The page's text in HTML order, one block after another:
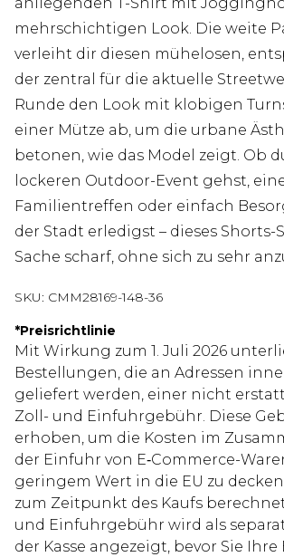
anliegenden T-Shirt mit
mehrschichtigen Look. Die weite
verleiht dir diesen mühelosen,
der zentral für die aktuelle
Runde den Look mit klobigen
einer Mütze ab, um die urbane
betonen, wie das Model zeigt. Ob
lockeren Outdoor-Event gehst,
Familientreffen oder einfach
der Stadt erledigst – dieses Shorts-
Sache scharf, ohne sich zu sehr
SKU: CMM28169-148-36
*Preisrichtlinie
Mit Wirkung zum 1. Juli 2026
Bestellungen, die an Adressen
geliefert werden, einer nicht
Zoll- und Einfuhrgebühr. Diese
erhoben, um die Kosten im
der Einfuhr von E‑Commerce-
geringem Wert in die EU zu
zum Zeitpunkt des Kaufs
und Einfuhrgebühr wird als
der Kasse angezeigt, bevor Sie